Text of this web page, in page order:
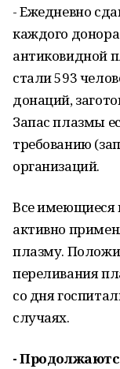
- Ежедневно
каждого донора
антиковидной
стали 593
донаций,
Запас плазмы
требованию
организаций.
Все имеющиеся
активно
плазму.
переливания
со дня
случаях.
-